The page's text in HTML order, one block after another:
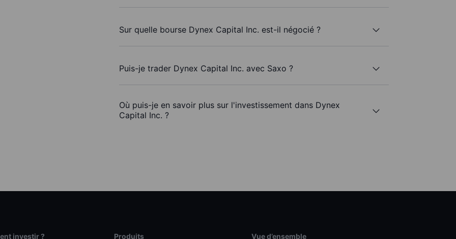
Sur quelle bourse Dynex Capital Inc. est-il négocié ?
Puis-je trader Dynex Capital Inc. avec Saxo ?
Où puis-je en savoir plus sur l'investissement dans Dynex
Capital Inc. ?
investir ? Produits Vue d’ensemble